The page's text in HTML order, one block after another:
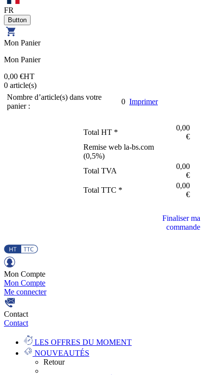
FR
Mon Panier
Mon Panier
0,00 €HT
0 article(s)
Nombre d’article(s) dans votre
panier :
0 Imprimer
Total HT *
0,00
€
Remise web la-bs.com
(0,5%)
Total TVA
0,00
€
Total TTC *
0,00
€
Finaliser ma
commande
Mon Compte
Mon Compte
Me connecter
Contact
Contact
LES OFFRES DU MOMENT
NOUVEAUTÉS
Retour